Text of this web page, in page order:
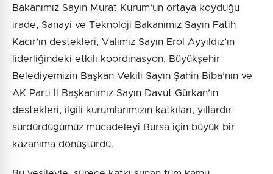
Bakanımız Sayın Murat Kurum’un ortaya koyduğu
irade, Sanayi ve Teknoloji Bakanımız Sayın Fatih
Kacır’ın destekleri, Valimiz Sayın Erol Ayyıldız’ın
liderliğindeki etkili koordinasyon, Büyükşehir
Belediyemizin Başkan Vekili Sayın Şahin Biba’nın ve
AK Parti İl Başkanımız Sayın Davut Gürkan’ın
destekleri, ilgili kurumlarımızın katkıları, yıllardır
sürdürdüğümüz mücadeleyi Bursa için büyük bir
kazanıma dönüştürdü.